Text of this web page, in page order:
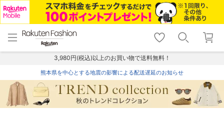
menu home
トップ
shopping_cart lock_outline
ログイン
3,980円(税込)以上のお買い物で送料無料！
熊本県を中心とする地震の影響による配送遅延のお知らせ